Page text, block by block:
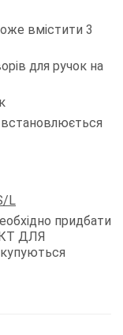
вмістити 3
для ручок на
L
придбати
ДЛЯ